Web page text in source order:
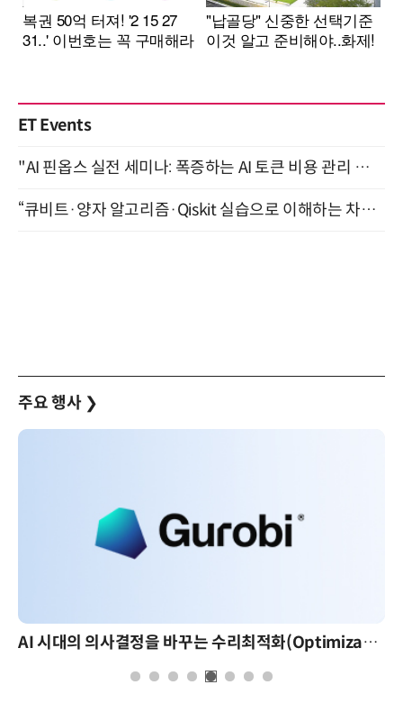
ET Events
"AI 핀옵스 실전 세미나: 폭증하는 AI 토큰 비용 관리 전략" 8월 21일 개최
“큐비트·양자 알고리즘·Qiskit 실습으로 이해하는 차세대 컴퓨팅” (8/28)
주요 행사 ❯
AI 시대의 의사결정을 바꾸는 수리최적화(Optimization): 실제 산업 적용 사례와 활용 전략